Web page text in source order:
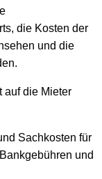
die Kosten der
und die
auf die Mieter
Sachkosten für
und